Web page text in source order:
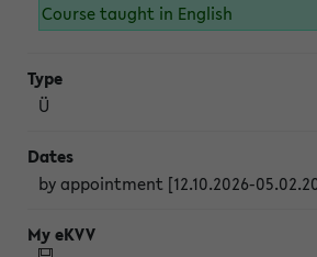
Course taught in English
Ü
by appointment [12.10.2026-